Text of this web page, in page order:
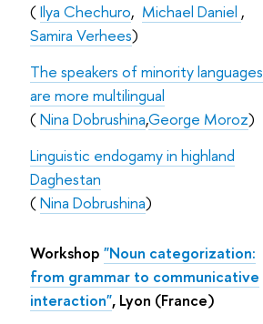
(Ilya Chechuro, Miсhael Daniel ,
Samira Verhees)
The speakers of minority languages
are more multilingual
(Nina Dobrushina,George Moroz)
Linguistic endogamy in highland
Daghestan
(Nina Dobrushina)
Workshop "Noun categorization:
from grammar to communicative
interaction", Lyon (France)